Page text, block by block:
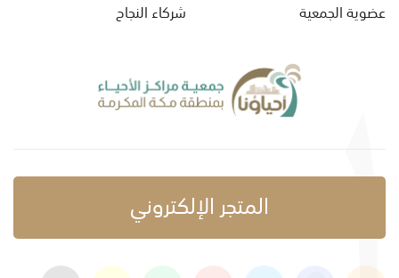
عضوية الجمعية
شركاء النجاح
المتجر الإلكتروني